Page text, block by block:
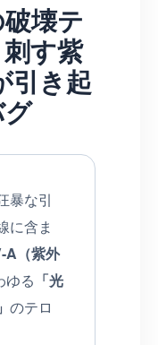
壊テ
す紫
引き起
暴な引
に含ま
A（紫外
ゆる 「光
のテロ